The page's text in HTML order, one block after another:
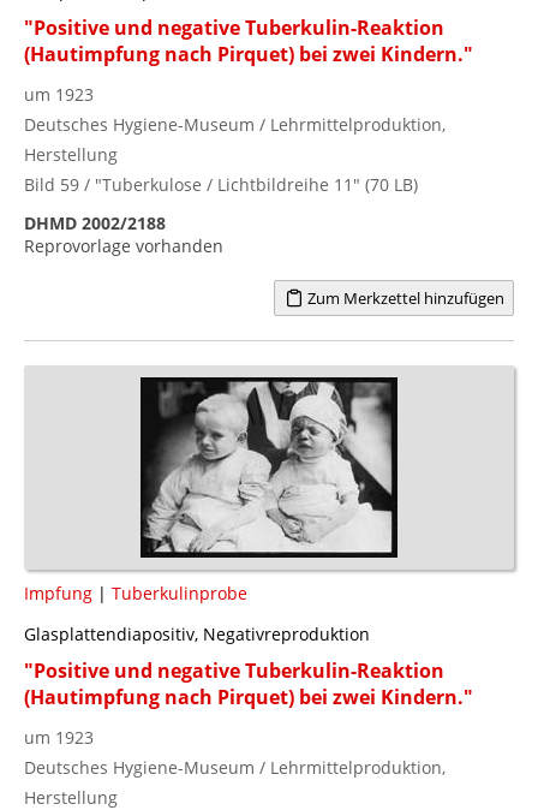
"Positive und negative Tuberkulin-Reaktion
(Hautimpfung nach Pirquet) bei zwei Kindern."
um 1923
Deutsches Hygiene-Museum / Lehrmittelproduktion,
Herstellung
Bild 59 / "Tuberkulose / Lichtbildreihe 11" (70 LB)
DHMD 2002/2188
Reprovorlage vorhanden
Zum Merkzettel hinzufügen
Impfung | Tuberkulinprobe
Glasplattendiapositiv, Negativreproduktion
"Positive und negative Tuberkulin-Reaktion
(Hautimpfung nach Pirquet) bei zwei Kindern."
um 1923
Deutsches Hygiene-Museum / Lehrmittelproduktion,
Herstellung